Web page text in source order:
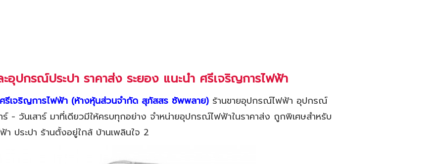
อุปกรณ์ประปา ราคาส่ง ระยอง แนะนำ ศรีเจริญการไฟฟ้า
รีเจริญการไฟฟ้า (ห้างหุ้นส่วนจำกัด สุภัสสร ซัพพลาย) ร้านขายอุปกรณ์ไฟฟ้า อุปกรณ์
- วันเสาร์ มาที่เดียวมีให้ครบทุกอย่าง จำหน่ายอุปกรณ์ไฟฟ้าในราคาส่ง ถูกพิเศษสำหรับ
า ประปา ร้านตั้งอยู่ใกล้ บ้านเพลินใจ 2